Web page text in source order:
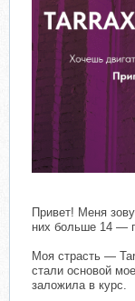
Привет! Меня
них больше 14 —
Моя страсть —
стали основой
заложила в курс.